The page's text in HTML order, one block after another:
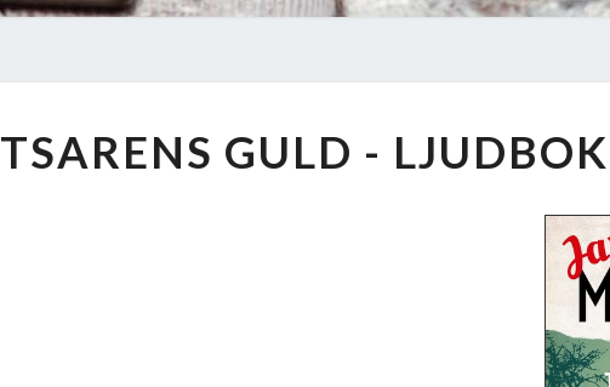
TSARENS GULD - LJUDBOK